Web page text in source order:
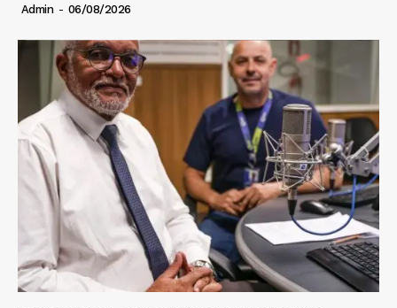
Admin - 06/08/2026